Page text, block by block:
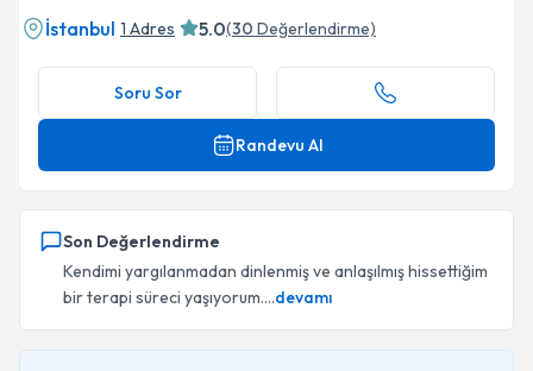
İstanbul 1 Adres 5.0(30 Değerlendirme)
Soru Sor
Randevu Al
Son Değerlendirme
Kendimi yargılanmadan dinlenmiş ve anlaşılmış hissettiğim
bir terapi süreci yaşıyorum....devamı